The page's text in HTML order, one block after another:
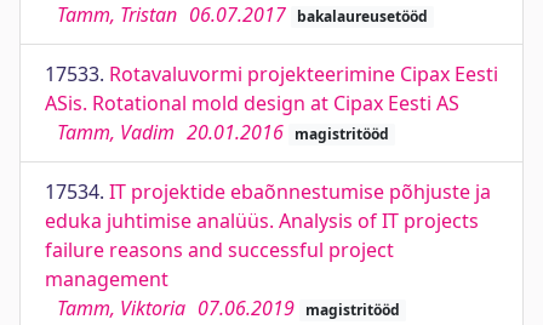
Tamm, Tristan 06.07.2017 bakalaureusetööd
17533. Rotavaluvormi projekteerimine Cipax Eesti
ASis. Rotational mold design at Cipax Eesti AS
Tamm, Vadim 20.01.2016 magistritööd
17534. IT projektide ebaõnnestumise põhjuste ja
eduka juhtimise analüüs. Analysis of IT projects
failure reasons and successful project
management
Tamm, Viktoria 07.06.2019 magistritööd